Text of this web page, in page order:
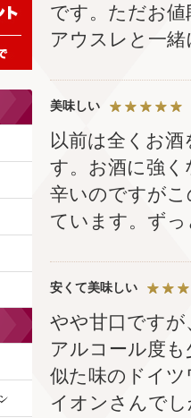
です。ただお
アウスレと一
美味しい
以前は全くお
す。お酒に強
辛いのですが
ています。ず
安くて美味しい
やや甘口です
アルコール度
似た味のドイ
イオンさんで